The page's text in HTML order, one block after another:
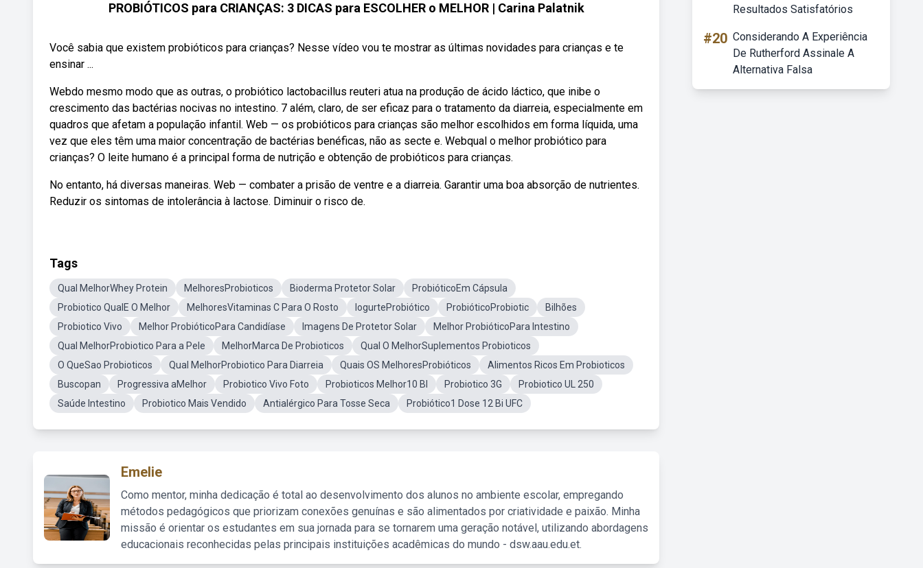
PROBIÓTICOS para CRIANÇAS: 3 DICAS para ESCOLHER o MELHOR | Carina Palatnik
Você sabia que existem probióticos para crianças? Nesse vídeo vou te mostrar as últimas novidades para crianças e te
ensinar ...
Webdo mesmo modo que as outras, o probiótico lactobacillus reuteri atua na produção de ácido láctico, que inibe o
crescimento das bactérias nocivas no intestino. 7 além, claro, de ser eficaz para o tratamento da diarreia, especialmente em
quadros que afetam a população infantil. Web — os probióticos para crianças são melhor escolhidos em forma líquida, uma
vez que eles têm uma maior concentração de bactérias benéficas, não as secte e. Webqual o melhor probiótico para
crianças? O leite humano é a principal forma de nutrição e obtenção de probióticos para crianças.
No entanto, há diversas maneiras. Web — combater a prisão de ventre e a diarreia. Garantir uma boa absorção de nutrientes.
Reduzir os sintomas de intolerância à lactose. Diminuir o risco de.
Tags
Qual MelhorWhey Protein MelhoresProbioticos Bioderma Protetor Solar
ProbióticoEm Cápsula
Probiotico QualE O Melhor
MelhoresVitaminas C Para O Rosto IogurteProbiótico ProbióticoProbiotic
Bilhões
Probiotico Vivo
Melhor ProbióticoPara Candidíase Imagens De Protetor Solar
Melhor ProbióticoPara Intestino
Qual MelhorProbiotico Para a Pele
MelhorMarca De Probioticos
Qual O MelhorSuplementos Probioticos
O QueSao Probioticos
Qual MelhorProbiotico Para Diarreia Quais OS MelhoresProbióticos
Alimentos Ricos Em Probioticos
Buscopan
Progressiva aMelhor Probiotico Vivo Foto Probioticos Melhor10 BI Probiotico 3G
Probiotico UL 250
Saúde Intestino
Probiotico Mais Vendido Antialérgico Para Tosse Seca Probiótico1 Dose 12 Bi UFC
Emelie
Como mentor, minha dedicação é total ao desenvolvimento dos alunos no ambiente escolar, empregando
métodos pedagógicos que priorizam conexões genuínas e são alimentados por criatividade e paixão. Minha
missão é orientar os estudantes em sua jornada para se tornarem uma geração notável, utilizando abordagens
educacionais reconhecidas pelas principais instituições acadêmicas do mundo - dsw.aau.edu.et.
Resultados Satisfatórios
#20 Considerando A Experiência
De Rutherford Assinale A
Alternativa Falsa